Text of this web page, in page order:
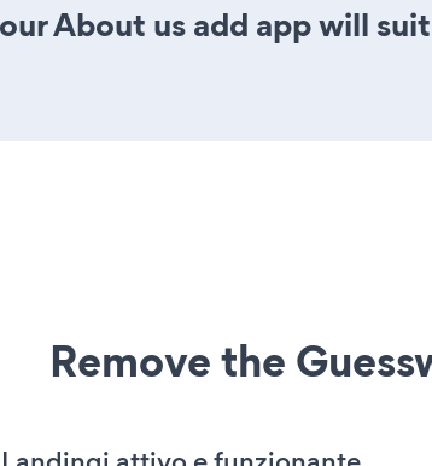
About us add app will
Remove the